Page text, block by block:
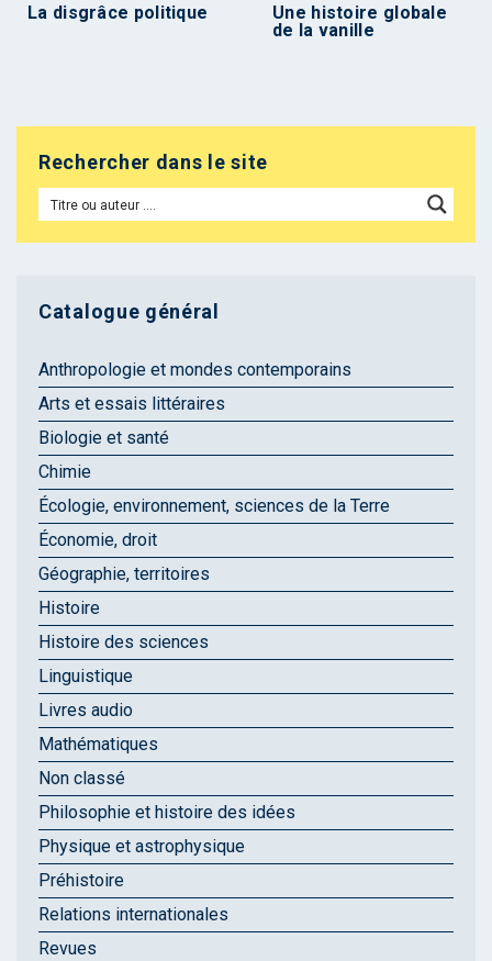
La disgrâce politique
Une histoire globale
de la vanille
Rechercher dans le site
Catalogue général
Anthropologie et mondes contemporains
Arts et essais littéraires
Biologie et santé
Chimie
Écologie, environnement, sciences de la Terre
Économie, droit
Géographie, territoires
Histoire
Histoire des sciences
Linguistique
Livres audio
Mathématiques
Non classé
Philosophie et histoire des idées
Physique et astrophysique
Préhistoire
Relations internationales
Revues